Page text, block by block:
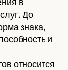
в
До
знака,
и
относится